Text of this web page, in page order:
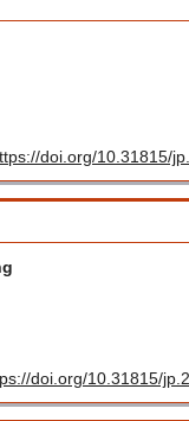
doi.org/10.31815/
doi.org/10.31815/